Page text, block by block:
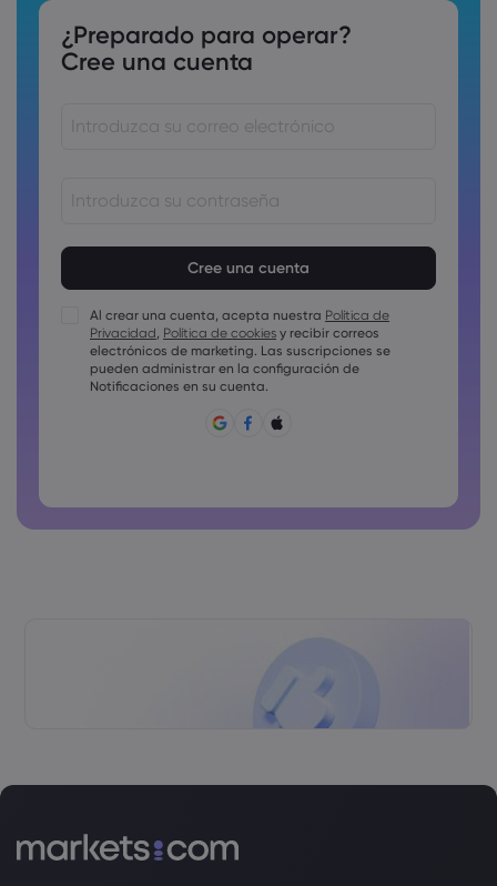
¿Preparado para operar?
Cree una cuenta
Las contraseñas deben incluir al menos un carácter en
mayúscula
Las contraseñas deben incluir al menos un carácter en
minúscula
Las contraseñas no pueden tener espacios
Al crear una cuenta, acepta nuestra Política de
Privacidad, Política de cookies y recibir correos
electrónicos de marketing. Las suscripciones se
pueden administrar en la configuración de
Notificaciones en su cuenta.